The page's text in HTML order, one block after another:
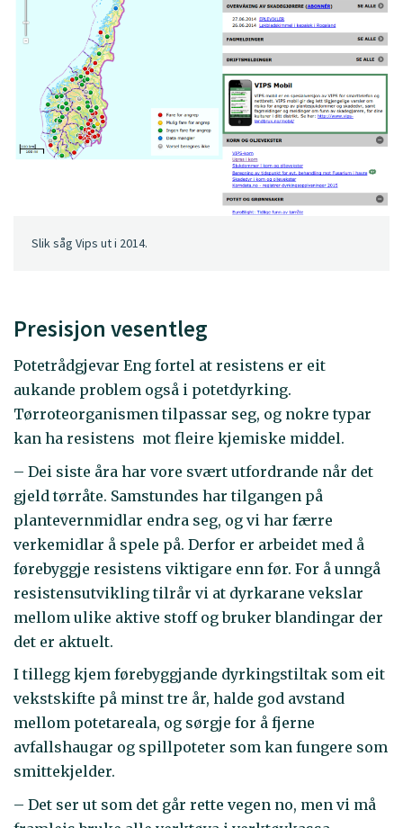
Slik såg Vips ut i 2014.
Presisjon vesentleg
Potetrådgjevar Eng fortel at resistens er eit
aukande problem også i potetdyrking.
Tørroteorganismen tilpassar seg, og nokre typar
kan ha resistens mot fleire kjemiske middel.
– Dei siste åra har vore svært utfordrande når det
gjeld tørråte. Samstundes har tilgangen på
plantevernmidlar endra seg, og vi har færre
verkemidlar å spele på. Derfor er arbeidet med å
førebyggje resistens viktigare enn før. For å unngå
resistensutvikling tilrår vi at dyrkarane vekslar
mellom ulike aktive stoff og bruker blandingar der
det er aktuelt.
I tillegg kjem førebyggjande dyrkingstiltak som eit
vekstskifte på minst tre år, halde god avstand
mellom potetareala, og sørgje for å fjerne
avfallshaugar og spillpoteter som kan fungere som
smittekjelder.
– Det ser ut som det går rette vegen no, men vi må